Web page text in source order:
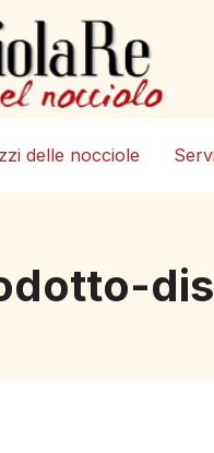
delle nocciole